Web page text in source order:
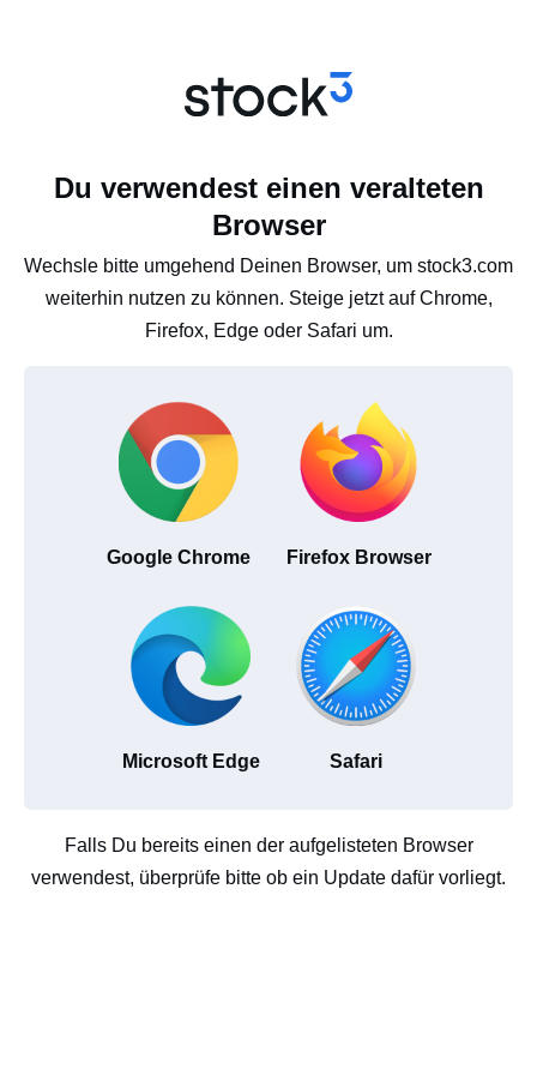
Du verwendest einen veralteten
Browser
Wechsle bitte umgehend Deinen Browser, um stock3.com
weiterhin nutzen zu können. Steige jetzt auf Chrome,
Firefox, Edge oder Safari um.
Google Chrome Firefox Browser
Microsoft Edge Safari
Falls Du bereits einen der aufgelisteten Browser
verwendest, überprüfe bitte ob ein Update dafür vorliegt.